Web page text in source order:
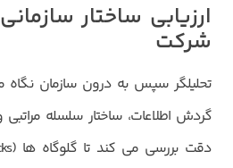
ارزیابی ساختار
شرکت
تحلیلگر سپس به درون سازمان نگاه
گردش اطلاعات، ساختار سلسله